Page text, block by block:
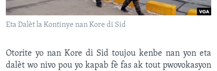
Languages
Eta Dalèt la Kontinye nan Kore di Sid
Otorite yo nan Kore di Sid toujou kenbe nan yon eta
dalèt wo nivo pou yo kapab fè fas ak tout pwovokasyon